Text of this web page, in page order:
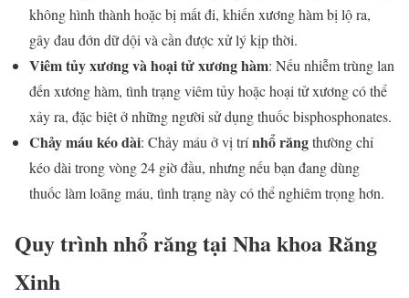
không hình thành hoặc bị mất đi, khiến xương hàm bị lộ ra,
gây đau đớn dữ dội và cần được xử lý kịp thời.
Viêm tủy xương và hoại tử xương hàm: Nếu nhiễm trùng lan
đến xương hàm, tình trạng viêm tủy hoặc hoại tử xương có thể
xảy ra, đặc biệt ở những người sử dụng thuốc bisphosphonates.
Chảy máu kéo dài: Chảy máu ở vị trínhổ răngthường chỉ
kéo dài trong vòng 24 giờ đầu, nhưng nếu bạn đang dùng
thuốc làm loãng máu, tình trạng này có thể nghiêm trọng hơn.
Quy trình nhổ răng tại Nha khoa Răng
Xinh